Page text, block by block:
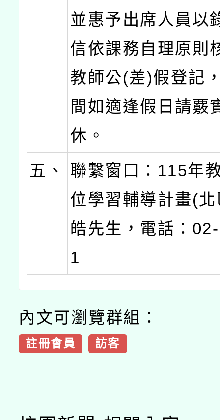
並惠予出席人員以
信依課務自理原則
教師公(差)假登記
間如適逢假日請覈
休。
五、
聯繫窗口：115年
位學習輔導計畫(
皓先生，電話：
1
內文可瀏覽群組：
註冊會員 訪客